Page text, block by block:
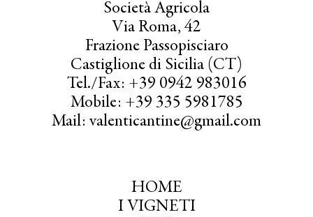
Società Agricola
Via Roma, 42
Frazione Passopisciaro
Castiglione di Sicilia (CT)
Tel./Fax: +39 0942 983016
Mobile: +39 335 5981785
Mail: valenticantine@gmail.com
HOME
I VIGNETI